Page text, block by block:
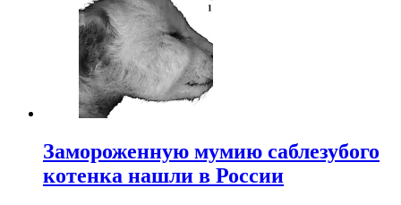
Замороженную мумию саблезубого
котенка нашли в России